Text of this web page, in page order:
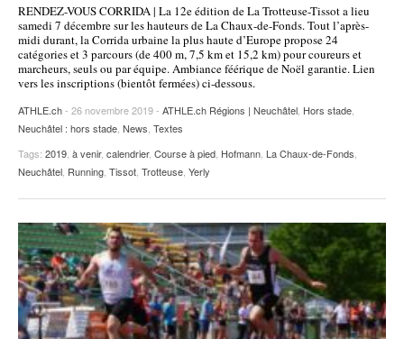
POURQUOI ATHLE.CH ?
ATHLE.CH RÉGIONS | VAUD
HIGHLIGHTS
LIVRES
RENDEZ-VOUS CORRIDA | La 12e édition de La Trotteuse-Tissot a lieu
samedi 7 décembre sur les hauteurs de La Chaux-de-Fonds. Tout l’après-
midi durant, la Corrida urbaine la plus haute d’Europe propose 24
catégories et 3 parcours (de 400 m, 7,5 km et 15,2 km) pour coureurs et
marcheurs, seuls ou par équipe. Ambiance féérique de Noël garantie. Lien
vers les inscriptions (bientôt fermées) ci-dessous.
ATHLE.ch- 26 novembre 2019 - ATHLE.ch Régions | Neuchâtel Hors stade
Neuchâtel : hors stade News Textes
Tags: 2019 à venir, calendrier, Course à pied Hofmann La Chaux-de-Fonds
Neuchâtel Running Tissot Trotteuse Yerly